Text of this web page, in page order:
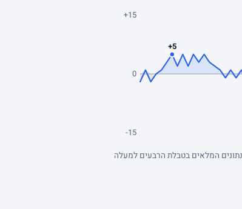
+15
0
-15
+5